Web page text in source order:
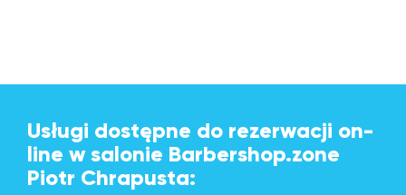
Usługi dostępne do rezerwacji on-
line w salonie Barbershop.zone
Piotr Chrapusta: